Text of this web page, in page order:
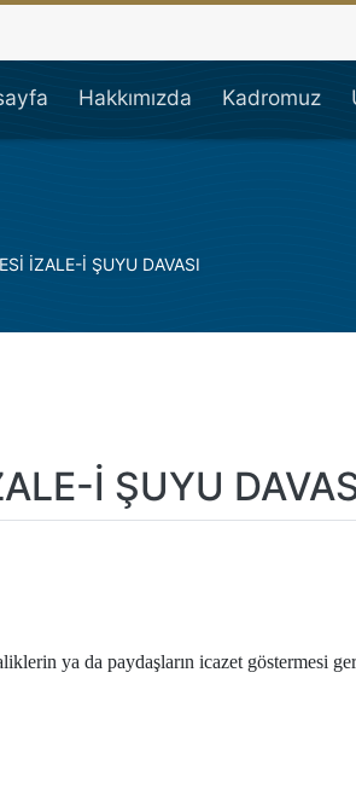
Avukatı,
Hakkımızda Kadromuz
İZALE-İ ŞUYU DAVASI
İ ŞUYU
ya da paydaşların icazet göstermesi